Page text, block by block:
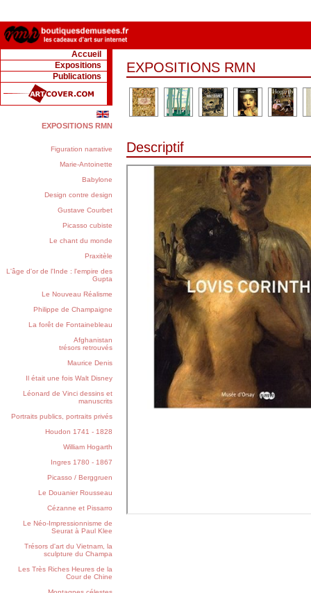
Accueil
Expositions
Publications
EXPOSITIONS RMN
Figuration narrative
Marie-Antoinette
Babylone
Design contre design
Gustave Courbet
Picasso cubiste
Le chant du monde
Praxitèle
L'âge d'or de l'Inde : l'empire des
Gupta
Le Nouveau Réalisme
Philippe de Champaigne
La forêt de Fontainebleau
Afghanistan
trésors retrouvés
Maurice Denis
Il était une fois Walt Disney
Léonard de Vinci dessins et
manuscrits
Portraits publics, portraits privés
Houdon 1741 - 1828
William Hogarth
Ingres 1780 - 1867
Picasso / Berggruen
Le Douanier Rousseau
Cézanne et Pissarro
Le Néo-Impressionnisme de
Seurat à Paul Klee
Trésors d'art du Vietnam, la
sculpture du Champa
Les Très Riches Heures de la
Cour de Chine
EXPOSITIONS RMN
Descriptif